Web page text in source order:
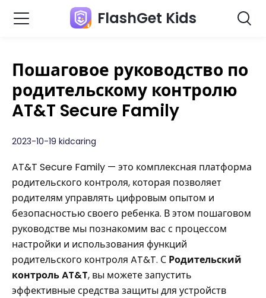
FlashGet Kids
Пошаговое руководство по
родительскому контролю
AT&T Secure Family
2023-10-19 kidcaring
AT&T Secure Family — это комплексная платформа
родительского контроля, которая позволяет
родителям управлять цифровым опытом и
безопасностью своего ребенка. В этом пошаговом
руководстве мы познакомим вас с процессом
настройки и использования функций
родительского контроля AT&T. С Родительский
контроль AT&T, вы можете запустить
эффективные средства защиты для устройств